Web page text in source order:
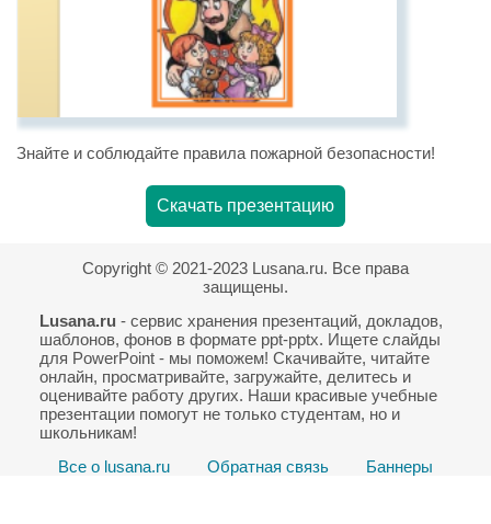
Знайте и соблюдайте правила пожарной безопасности!
Скачать презентацию
Copyright © 2021-2023 Lusana.ru. Все права
защищены.
Lusana.ru - сервис хранения презентаций, докладов,
шаблонов, фонов в формате ppt-pptx. Ищете слайды
для PowerPoint - мы поможем! Скачивайте, читайте
онлайн, просматривайте, загружайте, делитесь и
оценивайте работу других. Наши красивые учебные
презентации помогут не только студентам, но и
школьникам!
Все о lusana.ru
Обратная связь Баннеры